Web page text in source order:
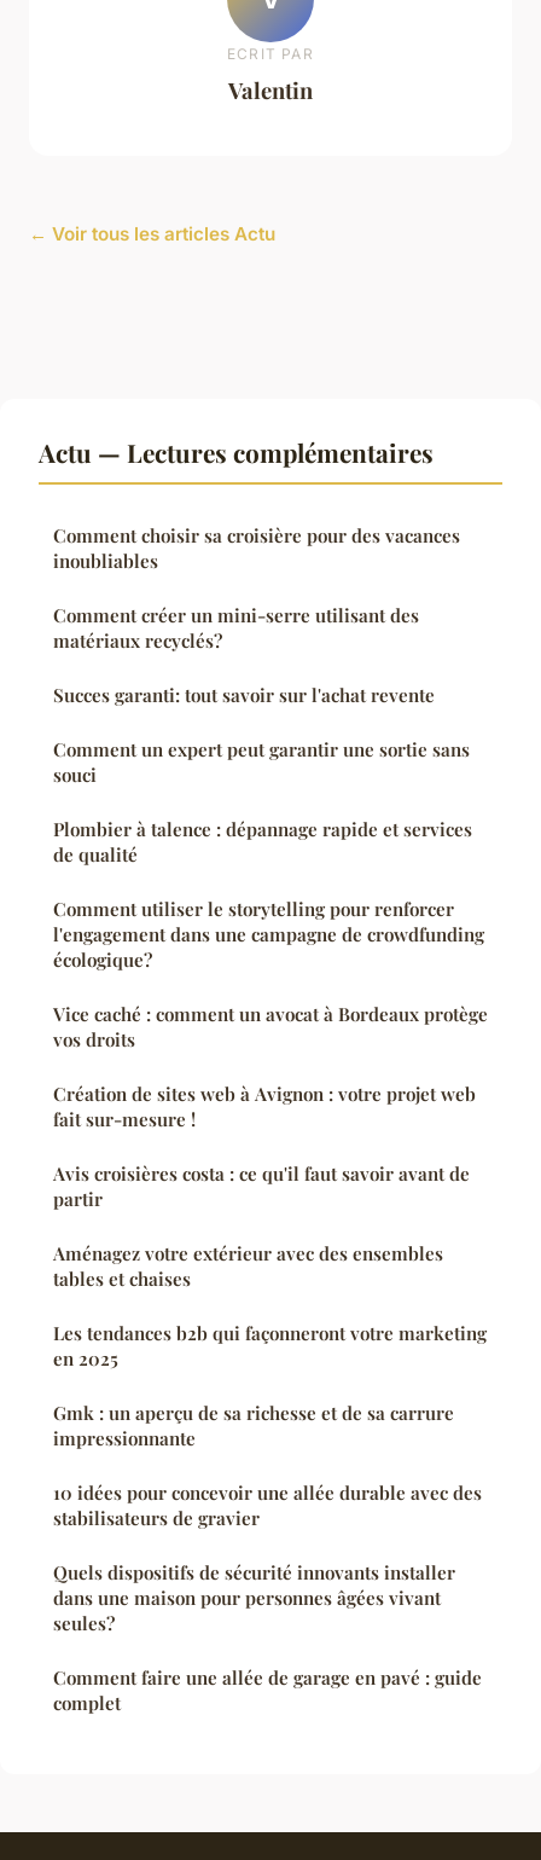
ECRIT PAR
Valentin
← Voir tous les articles Actu
Actu — Lectures complémentaires
Comment choisir sa croisière pour des vacances
inoubliables
Comment créer un mini-serre utilisant des
matériaux recyclés?
Succes garanti: tout savoir sur l'achat revente
Comment un expert peut garantir une sortie sans
souci
Plombier à talence : dépannage rapide et services
de qualité
Comment utiliser le storytelling pour renforcer
l'engagement dans une campagne de crowdfunding
écologique?
Vice caché : comment un avocat à Bordeaux protège
vos droits
Création de sites web à Avignon : votre projet web
fait sur-mesure !
Avis croisières costa : ce qu'il faut savoir avant de
partir
Aménagez votre extérieur avec des ensembles
tables et chaises
Les tendances b2b qui façonneront votre marketing
en 2025
Gmk : un aperçu de sa richesse et de sa carrure
impressionnante
10 idées pour concevoir une allée durable avec des
stabilisateurs de gravier
Quels dispositifs de sécurité innovants installer
dans une maison pour personnes âgées vivant
seules?
Comment faire une allée de garage en pavé : guide
complet